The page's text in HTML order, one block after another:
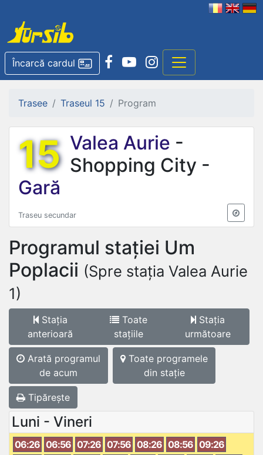
Încarcă cardul
Trasee Traseul 15 Program
15 Valea Aurie -
Shopping City -
Gară
Traseu secundar
Programul stației Um
Poplacii (Spre stația Valea Aurie
1)
Stația
anterioară
Toate
stațiile
Stația
următoare
Arată programul
de acum
Toate programele
din stație
Tipărește
Luni - Vineri
06:26 06:56 07:26 07:56 08:26 08:56 09:26